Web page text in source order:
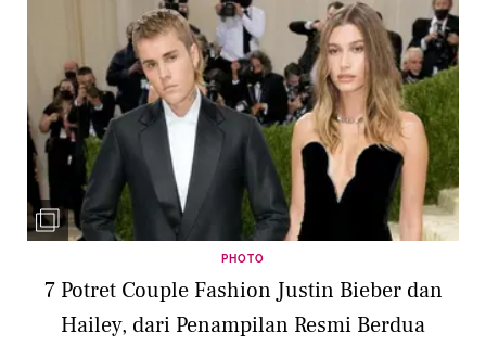
PHOTO
7 Potret Couple Fashion Justin Bieber dan
Hailey, dari Penampilan Resmi Berdua